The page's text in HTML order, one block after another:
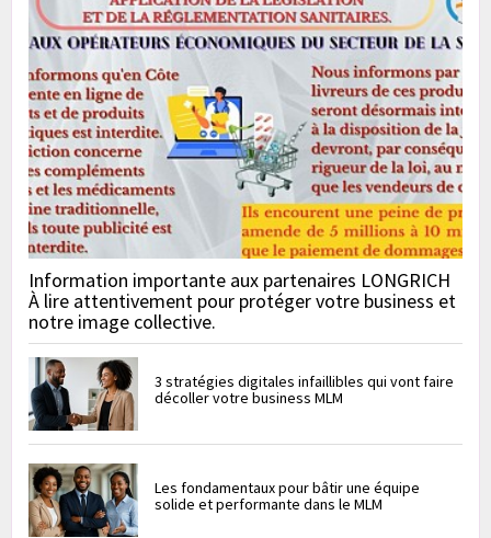
Information importante aux partenaires LONGRICH
À lire attentivement pour protéger votre business et
notre image collective.
3 stratégies digitales infaillibles qui vont faire
décoller votre business MLM
Les fondamentaux pour bâtir une équipe
solide et performante dans le MLM